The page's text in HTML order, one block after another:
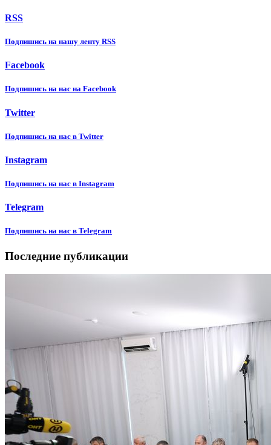
RSS
Подпишиcь на нашу ленту RSS
Facebook
Подпишиcь на нас на Facebook
Twitter
Подпишиcь на нас в Twitter
Instagram
Подпишиcь на нас в Instagram
Telegram
Подпишиcь на нас в Telegram
Последние публикации